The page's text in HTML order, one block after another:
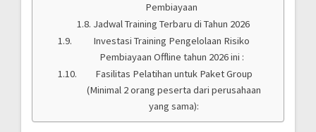
Pembiayaan
Jadwal Training Terbaru di Tahun 2026
Investasi Training Pengelolaan Risiko
Pembiayaan Offline tahun 2026 ini :
Fasilitas Pelatihan untuk Paket Group
(Minimal 2 orang peserta dari perusahaan
yang sama):